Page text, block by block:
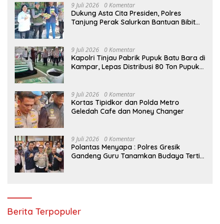
9 Juli 2026 0 Komentar
Dukung Asta Cita Presiden, Polres
Tanjung Perak Salurkan Bantuan Bibit
9 Juli 2026 0 Komentar
Kapolri Tinjau Pabrik Pupuk Batu Bara di
Kampar, Lepas Distribusi 80 Ton Pupuk
9 Juli 2026 0 Komentar
Kortas Tipidkor dan Polda Metro
Geledah Cafe dan Money Changer
9 Juli 2026 0 Komentar
Polantas Menyapa : Polres Gresik
Gandeng Guru Tanamkan Budaya Tertib
Berita Terpopuler